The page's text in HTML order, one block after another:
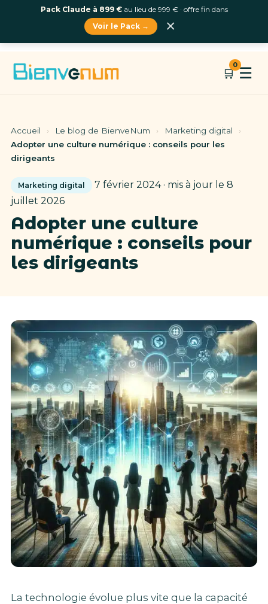
🛒
0
☰
Accueil › Le blog de BienveNum › Marketing digital
›
Adopter une culture numérique : conseils pour les
dirigeants
Marketing digital
7 février 2024 · mis à jour le 8
juillet 2026
Adopter une culture
numérique : conseils pour
les dirigeants
La technologie évolue plus vite que la capacité
Pack Claude à 899 €au lieu de 999 € · offre fin dans
Voir le Pack →
×